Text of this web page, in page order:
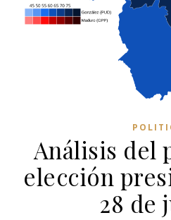
Análisis del
elección
28 de